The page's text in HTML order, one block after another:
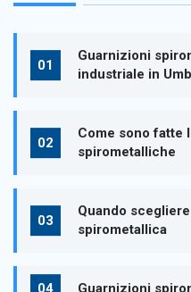
Guarnizioni
industriale in
Come sono fatte
spirometalliche
Quando
spirometallica
Guarnizioni